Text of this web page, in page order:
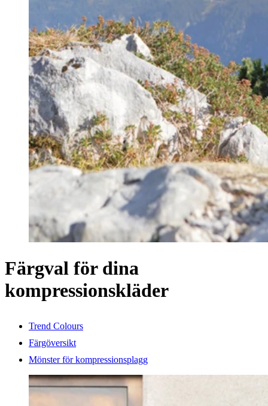
Färgval för dina
kompressionskläder
Trend Colours
Färgöversikt
Mönster för kompressionsplagg